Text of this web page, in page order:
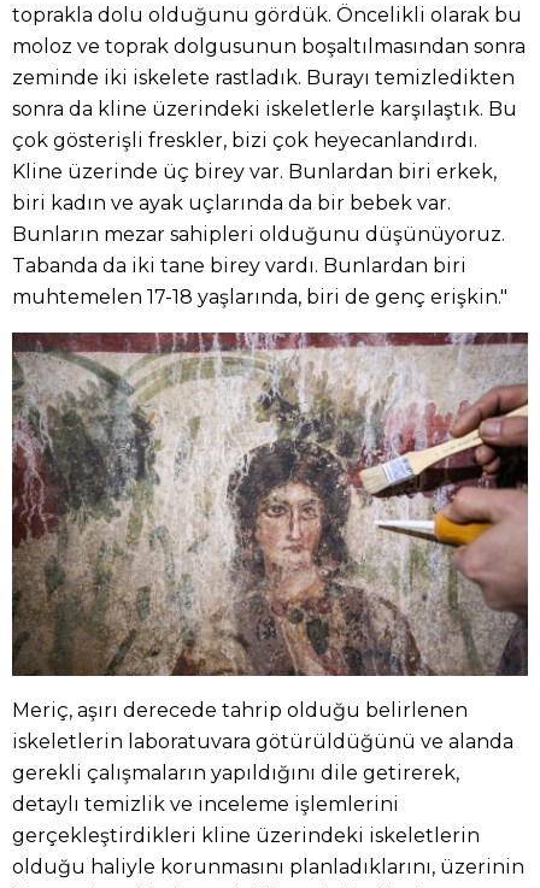
toprakla dolu olduğunu gördük. Öncelikli olarak bu
moloz ve toprak dolgusunun boşaltılmasından sonra
zeminde iki iskelete rastladık. Burayı temizledikten
sonra da kline üzerindeki iskeletlerle karşılaştık. Bu
çok gösterişli freskler, bizi çok heyecanlandırdı.
Kline üzerinde üç birey var. Bunlardan biri erkek,
biri kadın ve ayak uçlarında da bir bebek var.
Bunların mezar sahipleri olduğunu düşünüyoruz.
Tabanda da iki tane birey vardı. Bunlardan biri
muhtemelen 17-18 yaşlarında, biri de genç erişkin."
Meriç, aşırı derecede tahrip olduğu belirlenen
iskeletlerin laboratuvara götürüldüğünü ve alanda
gerekli çalışmaların yapıldığını dile getirerek,
detaylı temizlik ve inceleme işlemlerini
gerçekleştirdikleri kline üzerindeki iskeletlerin
olduğu haliyle korunmasını planladıklarını, üzerinin